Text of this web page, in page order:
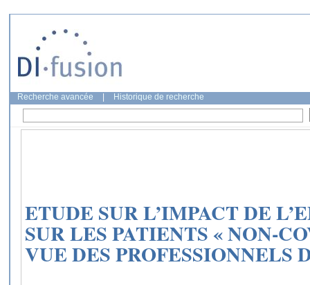
Recherche avancée Historique de recherche
ETUDE SUR L’IMPACT DE
SUR LES PATIENTS « NON-
VUE DES PROFESSIONNELS